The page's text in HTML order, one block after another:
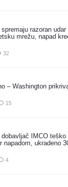
razoran udar
mrežu, napad
32komentara
– Washington
15komentara
dobavljač IMCO teško
napadom, ukradeno
4komentara